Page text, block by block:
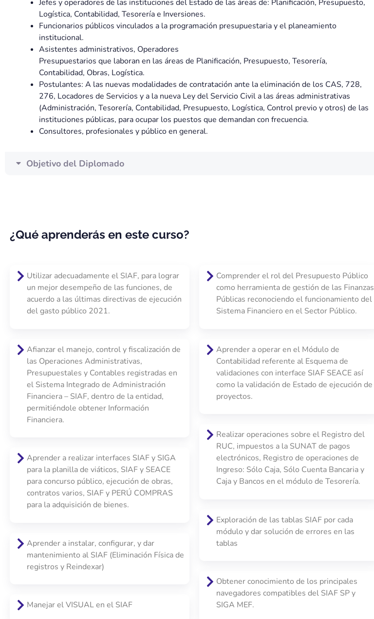
Jefes y operadores de las instituciones del Estado de las áreas de: Planificación, Presupuesto,
Logística, Contabilidad, Tesorería e Inversiones.
Funcionarios públicos vinculados a la programación presupuestaria y el planeamiento
institucional.
Asistentes administrativos, Operadores
Presupuestarios que laboran en las áreas de Planificación, Presupuesto, Tesorería,
Contabilidad, Obras, Logística.
Postulantes: A las nuevas modalidades de contratación ante la eliminación de los CAS, 728,
276, Locadores de Servicios y a la nueva Ley del Servicio Civil a las áreas administrativas
(Administración, Tesorería, Contabilidad, Presupuesto, Logística, Control previo y otros) de las
instituciones públicas, para ocupar los puestos que demandan con frecuencia.
Consultores, profesionales y público en general.
Objetivo del Diplomado
¿Qué aprenderás en este curso?
Utilizar adecuadamente el SIAF, para lograr
un mejor desempeño de las funciones, de
acuerdo a las últimas directivas de ejecución
del gasto público 2021.
Afianzar el manejo, control y fiscalización de
las Operaciones Administrativas,
Presupuestales y Contables registradas en
el Sistema Integrado de Administración
Financiera – SIAF, dentro de la entidad,
permitiéndole obtener Información
Financiera.
Aprender a realizar interfaces SIAF y SIGA
para la planilla de viáticos, SIAF y SEACE
para concurso público, ejecución de obras,
contratos varios, SIAF y PERÚ COMPRAS
para la adquisición de bienes.
Aprender a instalar, configurar, y dar
mantenimiento al SIAF (Eliminación Física de
registros y Reindexar)
Manejar el VISUAL en el SIAF
Comprender el rol del Presupuesto Público
como herramienta de gestión de las Finanzas
Públicas reconociendo el funcionamiento del
Sistema Financiero en el Sector Público.
Aprender a operar en el Módulo de
Contabilidad referente al Esquema de
validaciones con interface SIAF SEACE así
como la validación de Estado de ejecución de
proyectos.
Realizar operaciones sobre el Registro del
RUC, impuestos a la SUNAT de pagos
electrónicos, Registro de operaciones de
Ingreso: Sólo Caja, Sólo Cuenta Bancaria y
Caja y Bancos en el módulo de Tesorería.
Exploración de las tablas SIAF por cada
módulo y dar solución de errores en las
tablas
Obtener conocimiento de los principales
navegadores compatibles del SIAF SP y
SIGA MEF.